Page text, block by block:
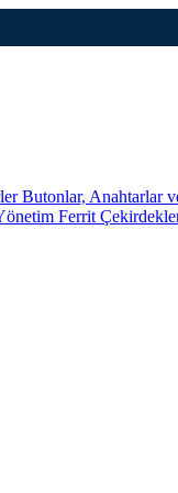
Butonlar, Anahtarlar
Ferrit